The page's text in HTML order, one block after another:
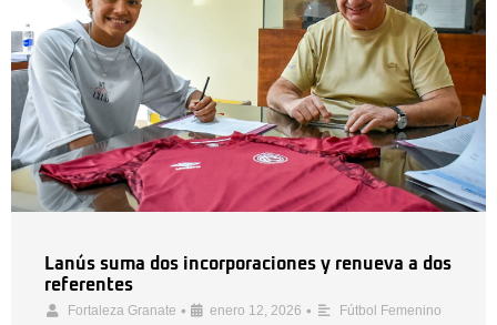
Lanús suma dos incorporaciones y renueva a dos
referentes
Fortaleza Granate • enero 12, 2026 • Fútbol Femenino